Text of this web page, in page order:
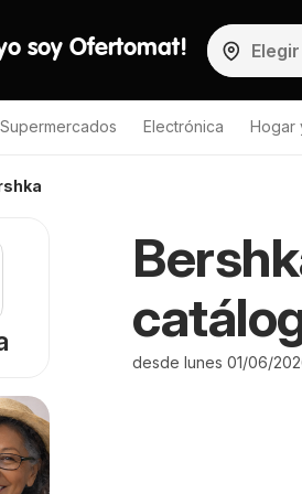
soy Ofertomat!
Supermercados Electrónica Hogar
desde lunes 01/06/